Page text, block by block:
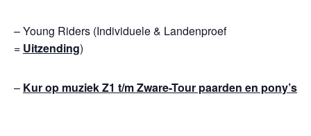
– Young Riders (Individuele & Landenproef
= Uitzending)
– Kur op muziek Z1 t/m Zware-Tour paarden en pony’s